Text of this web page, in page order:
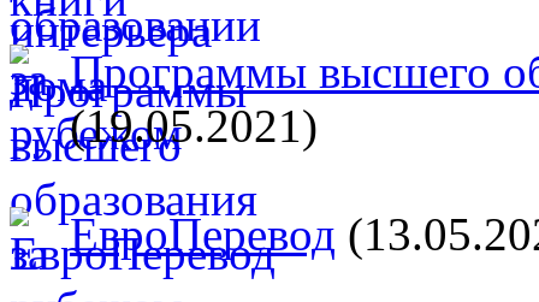
Программы высшего
(19.05.2021)
ЕвроПеревод